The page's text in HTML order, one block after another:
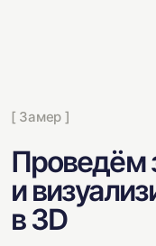
[ Замер ]
Проведём
и
в 3D